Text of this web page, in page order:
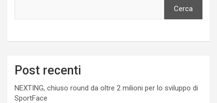
Cerca
Post recenti
NEXTING, chiuso round da oltre 2 milioni per lo sviluppo di
SportFace